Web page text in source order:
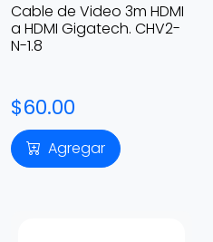
Cable de Video 3m HDMI
a HDMI Gigatech. CHV2-
N-1.8
$60.00
Agregar